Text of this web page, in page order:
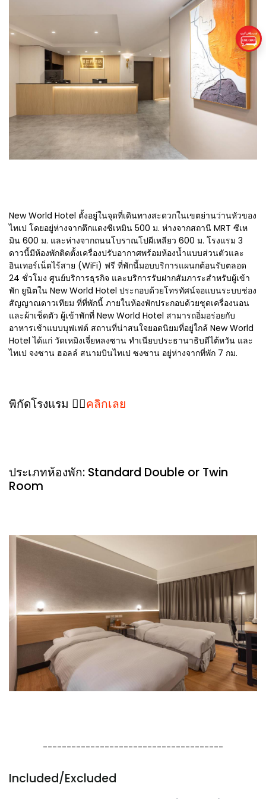
New World Hotel ตั้งอยู่ในจุดที่เดินทางสะดวกในเขตย่านว่านหัวของ
ไทเป โดยอยู่ห่างจากตึกแดงซีเหมิน 500 ม. ห่างจากสถานี MRT ซีเห
มิน 600 ม. และห่างจากถนนโบราณโปผีเหลียว 600 ม. โรงแรม 3
ดาวนี้มีห้องพักติดตั้งเครื่องปรับอากาศพร้อมห้องน้ำแบบส่วนตัวและ
อินเทอร์เน็ตไร้สาย (WiFi) ฟรี ที่พักนี้มอบบริการแผนกต้อนรับตลอด
24 ชั่วโมง ศูนย์บริการธุรกิจ และบริการรับฝากสัมภาระสำหรับผู้เข้า
พัก ยูนิตใน New World Hotel ประกอบด้วยโทรทัศน์จอแบนระบบช่อง
สัญญาณดาวเทียม ที่ที่พักนี้ ภายในห้องพักประกอบด้วยชุดเครื่องนอน
และผ้าเช็ดตัว ผู้เข้าพักที่ New World Hotel สามารถอิ่มอร่อยกับ
อาหารเช้าแบบบุฟเฟต์ สถานที่น่าสนใจยอดนิยมที่อยู่ใกล้ New World
Hotel ได้แก่ วัดเหมิงเจี่ยหลงซาน ทำเนียบประธานาธิบดีไต้หวัน และ
ไทเป จงซาน ฮอลล์ สนามบินไทเป ซงซาน อยู่ห่างจากที่พัก 7 กม.
พิกัดโรงแรม 👉🏻คลิกเลย
ประเภทห้องพัก: Standard Double or Twin
Room
--------------------------------------
Included/Excluded